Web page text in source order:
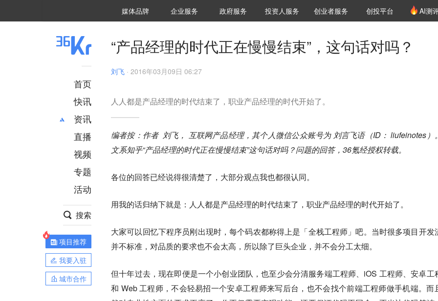
媒体品牌 36Kr研究院
企业服务 城市之窗
政府服务 VClub投资机构库
投资机构职位推介
投资人服务 创投氪堂
创业者服务 创投平台 AI测
首页
快讯
资讯
推荐
财经
项目推荐
安徽
直播
视频
专题
活动
搜索
项目推荐
我要入驻
城市合作
“产品经理的时代正在慢慢结束”，这句话对吗？
刘飞 · 2016年03月09日 06:27
人人都是产品经理的时代结束了，职业产品经理的时代开始了。
编者按：作者 刘飞， 互联网产品经理，其个人微信公众账号为 刘言飞语（ID： liufeinotes）
文系知乎“产品经理的时代正在慢慢结束”这句话对吗？问题的回答，36氪经授权转载。
各位的回答已经说得很清楚了，大部分观点我也都很认同。
用我的话归纳下就是： 人人都是产品经理的时代结束了，职业产品经理的时代开始了。
大家可以回忆下程序员刚出现时，每个码农都称得上是「全栈工程师」吧。当时很多项目开发
并不标准，对品质的要求也不会太高，所以除了巨头企业，并不会分工太细。
但十年过去，现在即便是一个小创业团队，也至少会分清服务端工程师、iOS 工程师、安卓工
和 Web 工程师，不会轻易招一个安卓工程师来写后台，也不会找个前端工程师做手机端。而